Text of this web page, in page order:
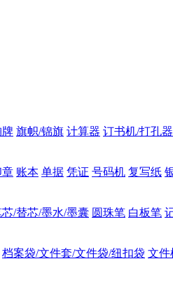
牌 旗帜/锦旗 计算器 订书机/打孔器
章 账本 单据 凭证 号码机 复写纸
芯/替芯/墨水/墨囊 圆珠笔 白板笔
档案袋/文件套/文件袋/纽扣袋 文件